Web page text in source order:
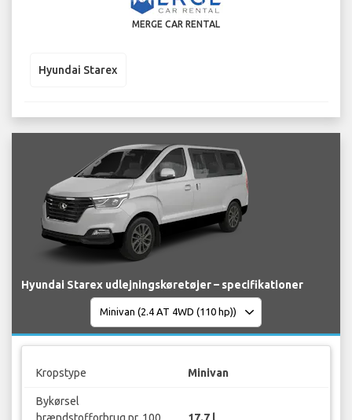
MERGE CAR RENTAL
Hyundai Starex
Hyundai Starex udlejningskøretøjer – specifikationer
Kropstype Minivan
Bykørsel